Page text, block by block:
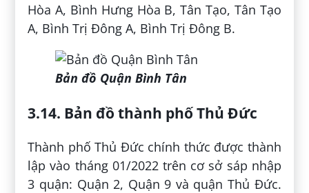
Hòa A, Bình Hưng Hòa B, Tân Tạo, Tân Tạo
A, Bình Trị Đông A, Bình Trị Đông B.
Bản đồ Quận Bình Tân
3.14. Bản đồ thành phố Thủ Đức
Thành phố Thủ Đức chính thức được thành
lập vào tháng 01/2022 trên cơ sở sáp nhập
3 quận: Quận 2, Quận 9 và quận Thủ Đức.